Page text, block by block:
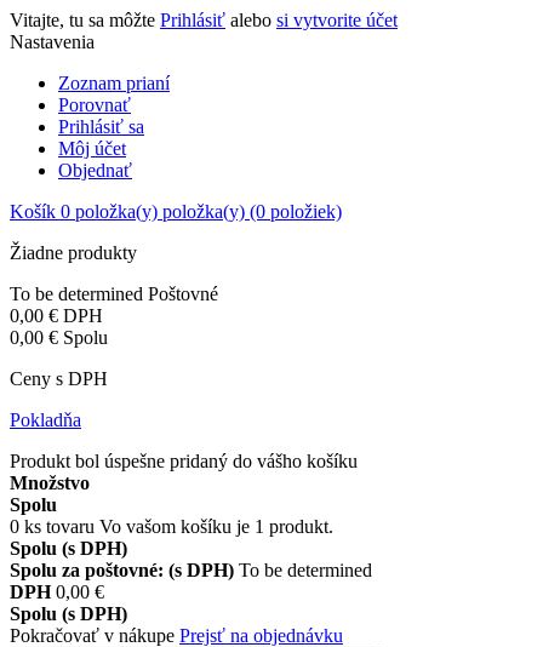
Vitajte, tu sa môžte Prihlásiť alebo si vytvorite účet
Nastavenia
Zoznam prianí
Porovnať
Prihlásiť sa
Môj účet
Objednať
Košík 0 položka(y) položka(y) (0 položiek)
Žiadne produkty
To be determined Poštovné
0,00 € DPH
0,00 € Spolu
Ceny s DPH
Pokladňa
Produkt bol úspešne pridaný do vášho košíku
Množstvo
Spolu
0 ks tovaru Vo vašom košíku je 1 produkt.
Spolu (s DPH)
Spolu za poštovné: (s DPH) To be determined
DPH 0,00 €
Spolu (s DPH)
Pokračovať v nákupe Prejsť na objednávku